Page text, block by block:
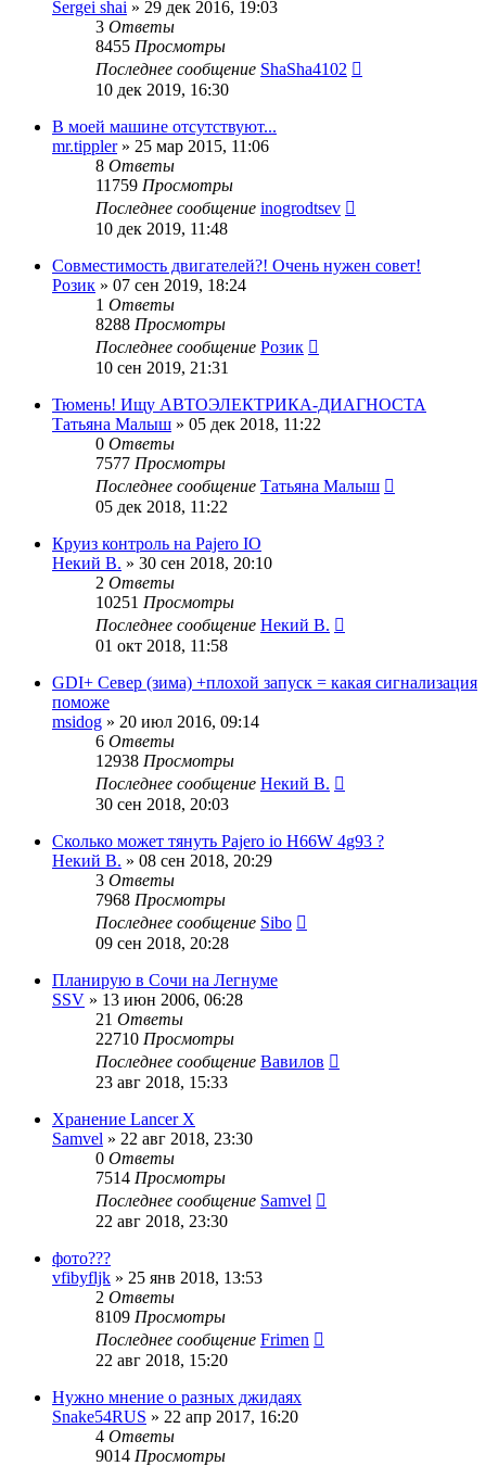
Sergei shai » 29 дек 2016, 19:03
3 Ответы
8455 Просмотры
Последнее сообщение ShaSha4102
10 дек 2019, 16:30
В моей машине отсутствуют...
mr.tippler» 25 мар 2015, 11:06
8 Ответы
11759 Просмотры
Последнее сообщение inogrodtsev
10 дек 2019, 11:48
Совместимость двигателей?! Очень нужен совет!
Розик » 07 сен 2019, 18:24
1 Ответы
8288 Просмотры
Последнее сообщение Розик
10 сен 2019, 21:31
Тюмень! Ищу АВТОЭЛЕКТРИКА-ДИАГНОСТА
Татьяна Малыш » 05 дек 2018, 11:22
0 Ответы
7577 Просмотры
Последнее сообщение Татьяна Малыш
05 дек 2018, 11:22
Круиз контроль на Pajero IO
Некий В. » 30 сен 2018, 20:10
2 Ответы
10251 Просмотры
Последнее сообщение Некий В.
01 окт 2018, 11:58
GDI+ Север (зима) +плохой запуск = какая сигнализация
поможе
msidog » 20 июл 2016, 09:14
6 Ответы
12938 Просмотры
Последнее сообщение Некий В.
30 сен 2018, 20:03
Сколько может тянуть Pajero io H66W 4g93 ?
Некий В. » 08 сен 2018, 20:29
3 Ответы
7968 Просмотры
Последнее сообщение Sibo
09 сен 2018, 20:28
Планирую в Сочи на Легнуме
SSV » 13 июн 2006, 06:28
21 Ответы
22710 Просмотры
Последнее сообщение Вавилов
23 авг 2018, 15:33
Хранение Lancer X
Samvel » 22 авг 2018, 23:30
0 Ответы
7514 Просмотры
Последнее сообщение Samvel
22 авг 2018, 23:30
фото???
vfibyfljk » 25 янв 2018, 13:53
2 Ответы
8109 Просмотры
Последнее сообщение Frimen
22 авг 2018, 15:20
Нужно мнение о разных джидаях
Snake54RUS » 22 апр 2017, 16:20
4 Ответы
9014 Просмотры